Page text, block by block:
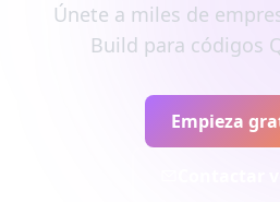
Únete a miles de
Build para códigos
Empieza